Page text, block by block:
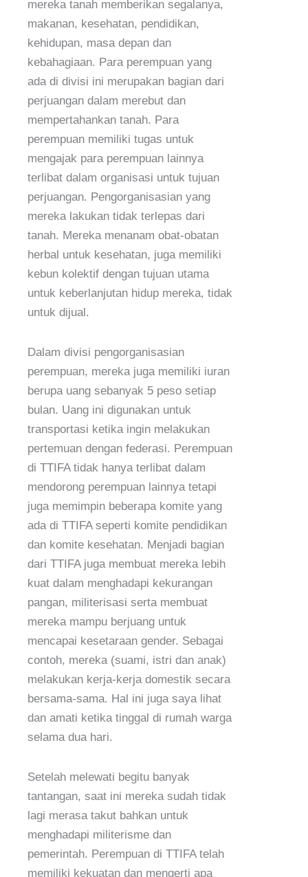
mereka tanah memberikan segalanya,
makanan, kesehatan, pendidikan,
kehidupan, masa depan dan
kebahagiaan. Para perempuan yang
ada di divisi ini merupakan bagian dari
perjuangan dalam merebut dan
mempertahankan tanah. Para
perempuan memiliki tugas untuk
mengajak para perempuan lainnya
terlibat dalam organisasi untuk tujuan
perjuangan. Pengorganisasian yang
mereka lakukan tidak terlepas dari
tanah. Mereka menanam obat-obatan
herbal untuk kesehatan, juga memiliki
kebun kolektif dengan tujuan utama
untuk keberlanjutan hidup mereka, tidak
untuk dijual.
Dalam divisi pengorganisasian
perempuan, mereka juga memiliki iuran
berupa uang sebanyak 5 peso setiap
bulan. Uang ini digunakan untuk
transportasi ketika ingin melakukan
pertemuan dengan federasi. Perempuan
di TTIFA tidak hanya terlibat dalam
mendorong perempuan lainnya tetapi
juga memimpin beberapa komite yang
ada di TTIFA seperti komite pendidikan
dan komite kesehatan. Menjadi bagian
dari TTIFA juga membuat mereka lebih
kuat dalam menghadapi kekurangan
pangan, militerisasi serta membuat
mereka mampu berjuang untuk
mencapai kesetaraan gender. Sebagai
contoh, mereka (suami, istri dan anak)
melakukan kerja-kerja domestik secara
bersama-sama. Hal ini juga saya lihat
dan amati ketika tinggal di rumah warga
selama dua hari.
Setelah melewati begitu banyak
tantangan, saat ini mereka sudah tidak
lagi merasa takut bahkan untuk
menghadapi militerisme dan
pemerintah. Perempuan di TTIFA telah
memiliki kekuatan dan mengerti apa